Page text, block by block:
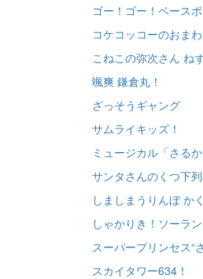
ゴー！ゴー！ベース
コケコッコーのおま
こねこの弥次さん ね
颯爽 鎌倉丸！
ざっそうギャング
サムライキッズ！
ミュージカル「さる
サンタさんのくつ下
しましまうりんぼ か
しゃかりき！ソーラ
スーパープリンセス“
スカイタワー634！